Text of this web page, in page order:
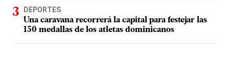
DEPORTES
Una caravana recorrerá la capital para festejar las
150 medallas de los atletas dominicanos